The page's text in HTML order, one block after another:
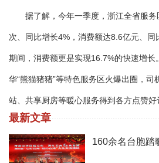
据了解，今年一季度，浙江全省服务
次、同比增长4%，消费额达8.6亿元、
期间，消费额更是实现16.7%的快速增长
华“熊猫猪猪”等特色服务区火爆出圈，司
站、共享厨房等暖心服务得到各方点赞好
最新文章
160余名台胞踏